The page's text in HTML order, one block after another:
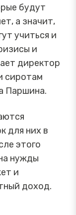
будут
а значит,
учиться и
и
директор
сиротам
Паршина.
для них в
этого
нужды
и
доход.